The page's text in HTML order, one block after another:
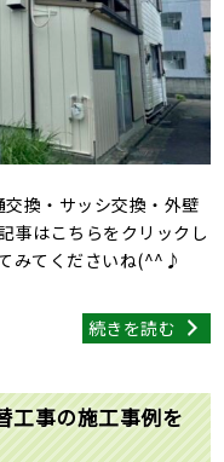
換・サッシ交換・外壁
事はこちらをクリックし
みてくださいね(^^♪
続きを読む
工事の施工事例を